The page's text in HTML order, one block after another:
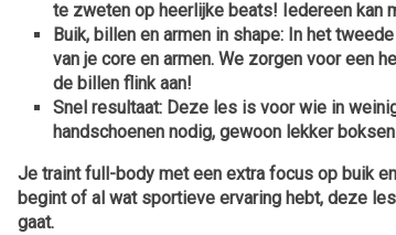
te zweten op heerlijke beats! Iedereen kan
Buik, billen en armen in shape: In het
van je core en armen. We zorgen voor een
de billen flink aan!
Snel resultaat: Deze les is voor wie in
handschoenen nodig, gewoon lekker
Je traint full-body met een extra focus op buik
begint of al wat sportieve ervaring hebt, deze
gaat.